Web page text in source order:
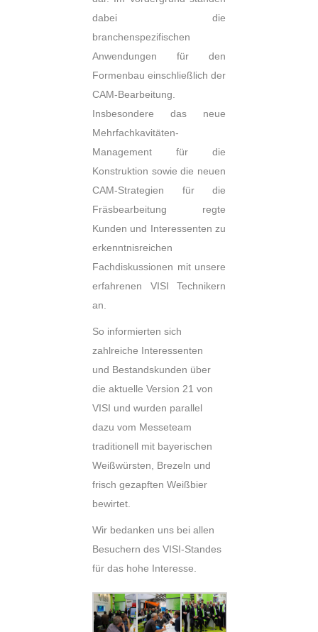
dabei die
branchenspezifischen
Anwendungen für den
Formenbau einschließlich der
CAM-Bearbeitung.
Insbesondere das neue
Mehrfachkavitäten-
Management für die
Konstruktion sowie die neuen
CAM-Strategien für die
Fräsbearbeitung regte
Kunden und Interessenten zu
erkenntnisreichen
Fachdiskussionen mit unsere
erfahrenen VISI Technikern
an.
So informierten sich
zahlreiche Interessenten
und Bestandskunden über
die aktuelle Version 21 von
VISI und wurden parallel
dazu vom Messeteam
traditionell mit bayerischen
Weißwürsten, Brezeln und
frisch gezapften Weißbier
bewirtet.
Wir bedanken uns bei allen
Besuchern des VISI-Standes
für das hohe Interesse.